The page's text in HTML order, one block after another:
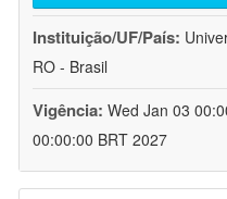
Instituição/UF/País:
RO - Brasil
Vigência: Wed Jan 03
00:00:00 BRT 2027